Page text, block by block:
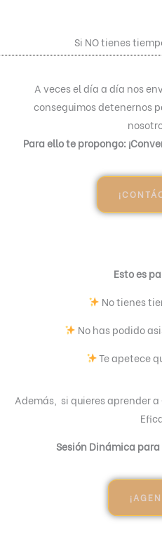
Si NO tienes
A veces el día a día nos
conseguimos detenernos
Para ello te propongo:
Esto es
No tienes
No has podido
Te apetece
Además, si quieres aprender
Sesión Dinámica